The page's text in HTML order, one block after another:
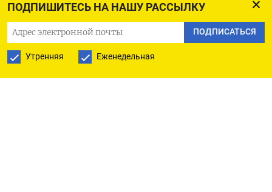
ПОДПИШИТЕСЬ НА НАШУ РАССЫЛКУ
ПОДПИСАТЬСЯ
Утренняя Еженедельная
Samsung, Vivo и Oppo. Тендер на их поставку
выиграло ООО «Айти-ресурс», следует
из договора с победителем конкурса.
Среди интересующих ГРЧЦ iPhone значатся